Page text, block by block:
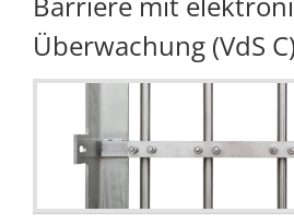
Überwachung (VdS C)